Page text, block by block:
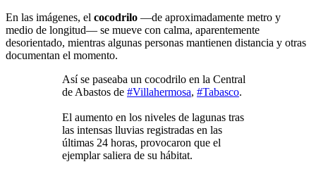
En las imágenes, el cocodrilo —de aproximadamente metro y
medio de longitud— se mueve con calma, aparentemente
desorientado, mientras algunas personas mantienen distancia y otras
documentan el momento.
Así se paseaba un cocodrilo en la Central
de Abastos de #Villahermosa, #Tabasco.
El aumento en los niveles de lagunas tras
las intensas lluvias registradas en las
últimas 24 horas, provocaron que el
ejemplar saliera de su hábitat.